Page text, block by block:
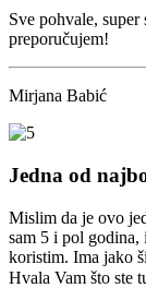
Sve pohvale,
preporučujem!
Mirjana Babić
Jedna od
Mislim da je ovo
sam 5 i pol godina,
koristim. Ima jako
Hvala Vam što ste